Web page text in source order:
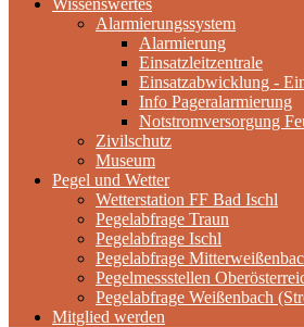
Wissenswertes
Alarmierungssystem
Alarmierung
Einsatzleitzentrale
Einsatzabwicklung -
Info Pageralarmierung
Notstromversorgung
Zivilschutz
Museum
Pegel und Wetter
Wetterstation FF Bad Ischl
Pegelabfrage Traun
Pegelabfrage Ischl
Pegelabfrage
Pegelmessstellen
Pegelabfrage Weißenbach
Mitglied werden